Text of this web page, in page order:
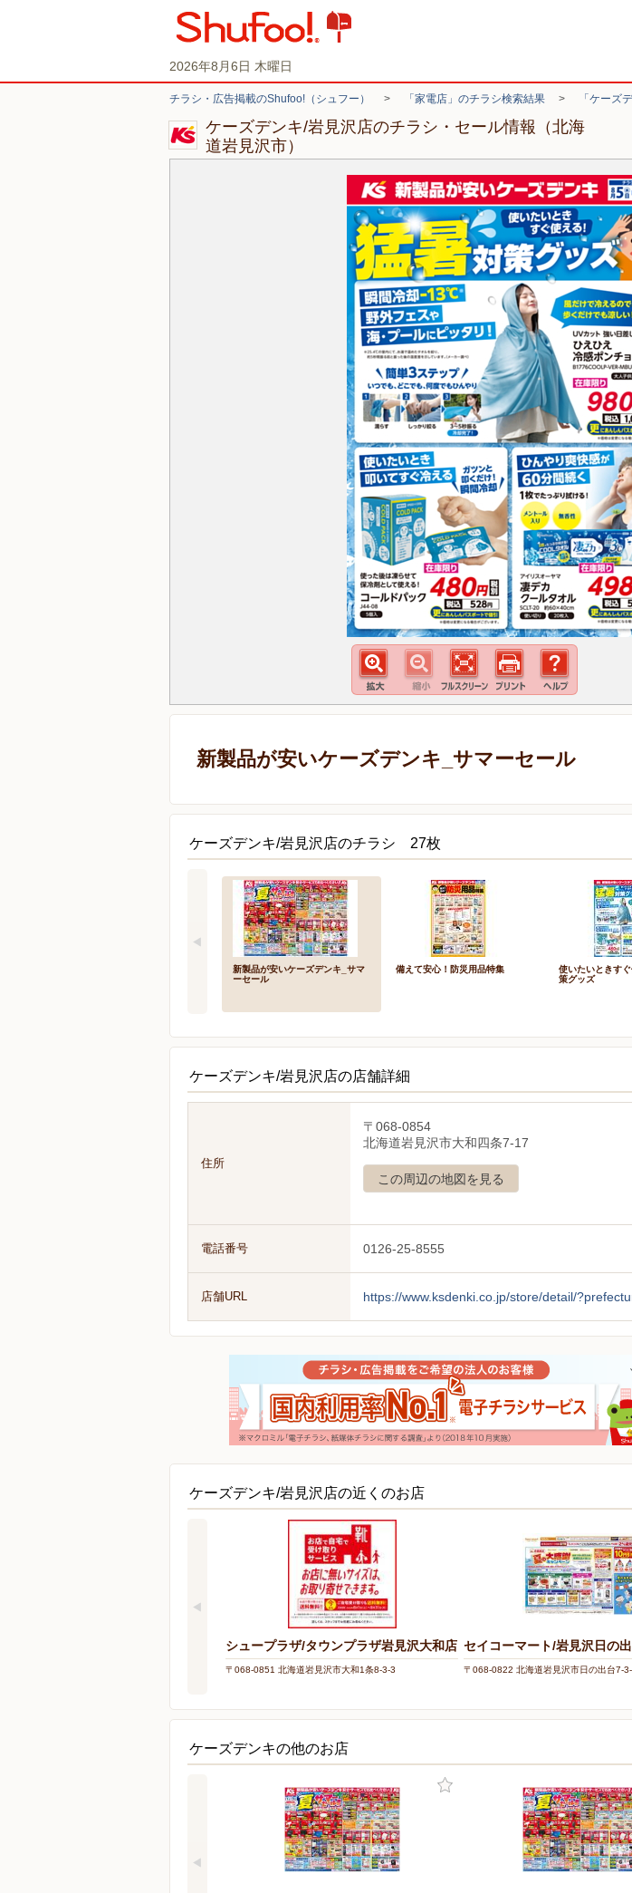
2026年8月6日 木曜日
チラシ・広告掲載のShufoo!（シュフー） > 「家電店」のチラシ検索結果 > 「ケーズ
ケーズデンキ/岩見沢店のチラシ・セール情報（北海
道岩見沢市）
新製品が安いケーズデンキ_サマーセール
ケーズデンキ/岩見沢店のチラシ 27枚
新製品が安いケーズデンキ_サマ
ーセール
備えて安心！防災用品特集
使いたいときす
策グッズ
ケーズデンキ/岩見沢店の店舗詳細
住所
〒068-0854
北海道岩見沢市大和四条7-17
この周辺の地図を見る
電話番号 0126-25-8555
店舗URL https://www.ksdenki.co.jp/store/detail/
ケーズデンキ/岩見沢店の近くのお店
シュープラザ/タウンプラザ岩見沢大和店
〒068-0851 北海道岩見沢市大和1条8-3-3
セイコーマート/岩見沢日の
〒068-0822 北海道岩見沢市日の出台7-
ケーズデンキの他のお店